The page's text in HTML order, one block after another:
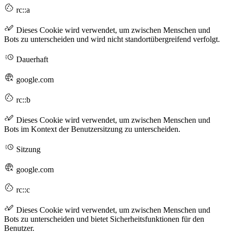
rc::a
Dieses Cookie wird verwendet, um zwischen Menschen und
Bots zu unterscheiden und wird nicht standortübergreifend verfolgt.
Dauerhaft
google.com
rc::b
Dieses Cookie wird verwendet, um zwischen Menschen und
Bots im Kontext der Benutzersitzung zu unterscheiden.
Sitzung
google.com
rc::c
Dieses Cookie wird verwendet, um zwischen Menschen und
Bots zu unterscheiden und bietet Sicherheitsfunktionen für den
Benutzer.